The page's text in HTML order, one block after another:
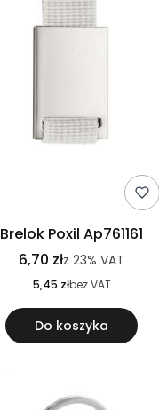
Brelok Poxil Ap761161
6,70 złz23% VAT
5,45 złbez VAT
Do koszyka